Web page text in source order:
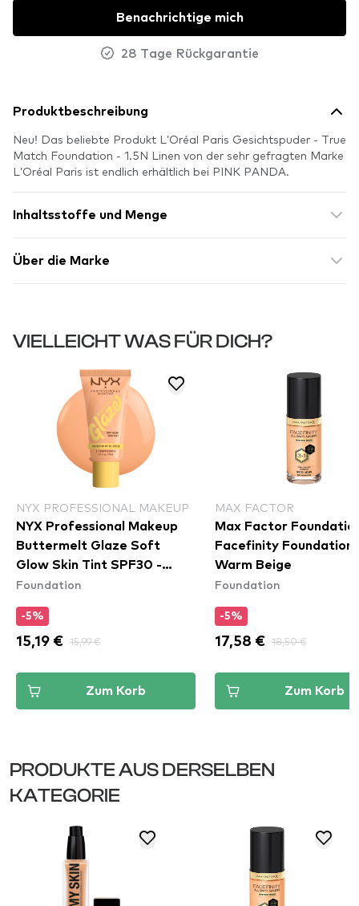
Benachrichtige mich
28 Tage Rückgarantie
Produktbeschreibung
Neu! Das beliebte Produkt L’Oréal Paris Gesichtspuder - True
Match Foundation - 1.5N Linen von der sehr gefragten Marke
L’Oréal Paris ist endlich erhältlich bei PINK PANDA.
Inhaltsstoffe und Menge
Über die Marke
VIELLEICHT WAS FÜR DICH?
NYX PROFESSIONAL MAKEUP
NYX Professional Makeup
Buttermelt Glaze Soft
Glow Skin Tint SPF30 -
Whipped Butta
Foundation
-5%
15,19 € 15,99 €
Zum Korb
MAX FACTOR
Max Factor
Facefinity Foundation
Warm Beige
Foundation
-5%
17,58 € 18,50 €
Zum Korb
PRODUKTE AUS DERSELBEN
KATEGORIE